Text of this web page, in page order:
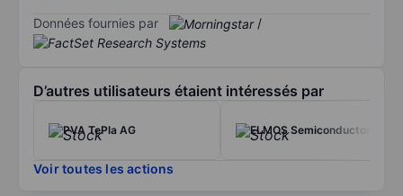
Données fournies par /
D’autres utilisateurs étaient intéressés par
PVA TePla AG ELMOS Semiconductor AG
Voir toutes les actions